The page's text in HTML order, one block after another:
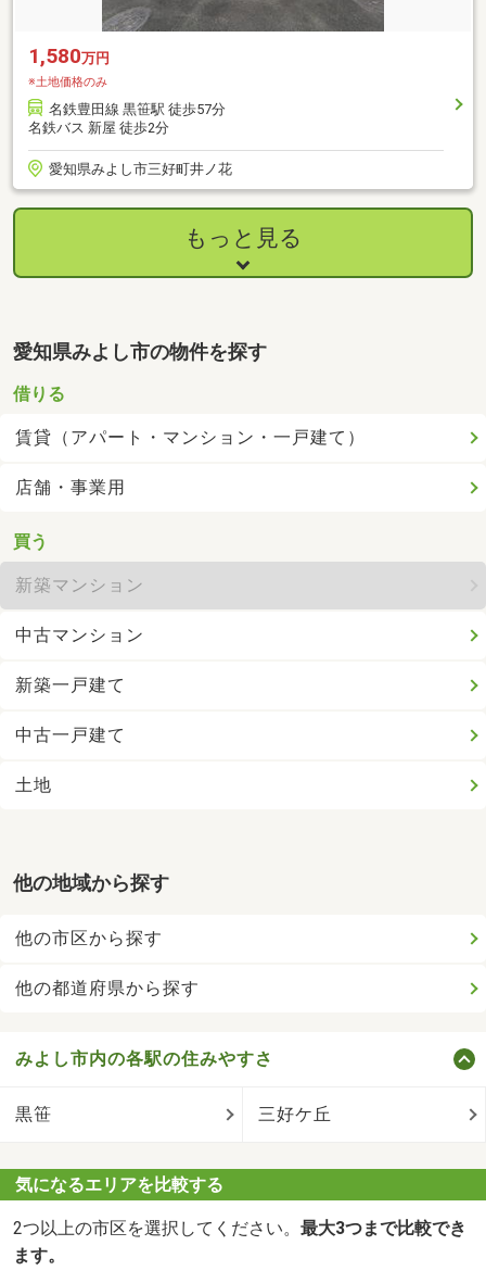
1,580万円
※土地価格のみ
名鉄豊田線 黒笹駅 徒歩57分
名鉄バス 新屋 徒歩2分
愛知県みよし市三好町井ノ花
もっと見る
愛知県みよし市の物件を探す
借りる
賃貸（アパート・マンション・一戸建て）
店舗・事業用
買う
新築マンション
中古マンション
新築一戸建て
中古一戸建て
土地
他の地域から探す
他の市区から探す
他の都道府県から探す
みよし市内の各駅の住みやすさ
黒笹 三好ケ丘
気になるエリアを比較する
2つ以上の市区を選択してください。 最大3つまで比較でき
ます。